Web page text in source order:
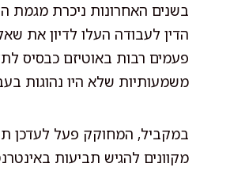
בשנים האחרונות ניכרת מגמת
הדין לעבודה העלו לדיון את
משמעותיות שלא היו נהוגות
במקביל, המחוקק פעל לעדכן
מקוונים להגיש תביעות